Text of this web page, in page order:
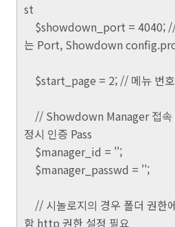
st
$showdown_port = 4040;
는 Port, Showdown
$start_page = 2; // 메뉴 번
// Showdown Manager 접속
정시 인증 Pass
$manager_id = '';
$manager_passwd = '';
// 시놀로지의 경우 폴더 권한
함 http 권한 설정 필요